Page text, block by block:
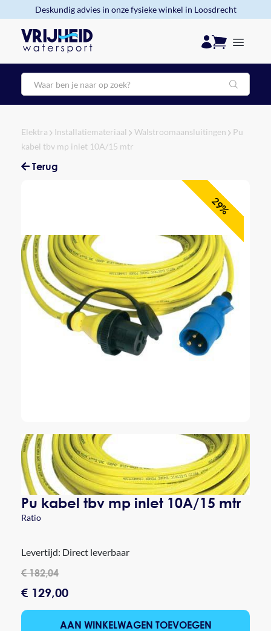
Deskundig advies in onze fysieke winkel in Loosdrecht
Zoeken
Elektra Installatiemateriaal Walstroomaansluitingen
Pu
kabel tbv mp inlet 10A/15 mtr
Terug
29%
Pu kabel tbv mp inlet 10A/15 mtr
Ratio
Levertijd: Direct leverbaar
€ 182,04
€ 129,00
AAN WINKELWAGEN TOEVOEGEN